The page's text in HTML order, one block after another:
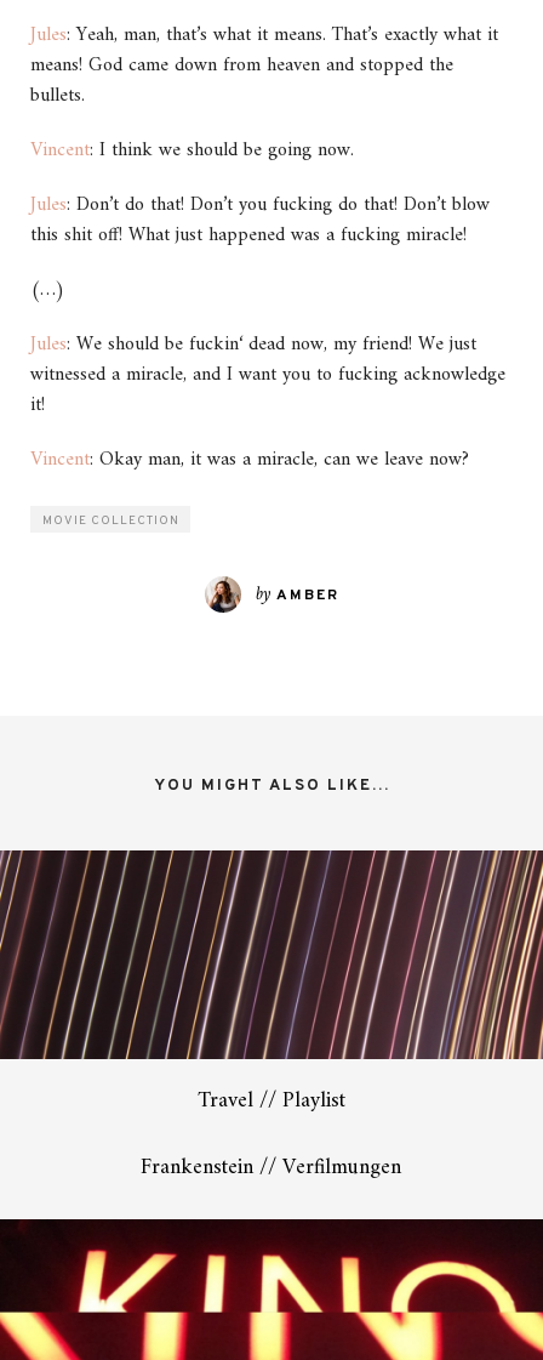
Jules: Yeah, man, that’s what it means. That’s exactly what it
means! God came down from heaven and stopped the
bullets.
Vincent: I think we should be going now.
Jules: Don’t do that! Don’t you fucking do that! Don’t blow
this shit off! What just happened was a fucking miracle!
(…)
Jules: We should be fuckin‘ dead now, my friend! We just
witnessed a miracle, and I want you to fucking acknowledge
it!
Vincent: Okay man, it was a miracle, can we leave now?
MOVIE COLLECTION
by AMBER
YOU MIGHT ALSO LIKE...
Travel // Playlist
Frankenstein // Verfilmungen